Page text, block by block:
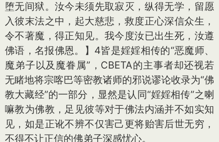
堕无间狱。汝今未须先取寂灭，纵得无学，留愿
入彼末法之中，起大慈悲，救度正心深信众生，
令不著魔，得正知见。我今度汝已出生死，汝遵
佛语，名报佛恩。】4皆是婬婬相传的“恶魔师、
魔弟子以及魔眷属”，CBETA的主事者却还视若
无睹地将宗喀巴等密教诸师的邪说谬论收录为“佛
教大藏经”的一部分，显然是认同“婬婬相传”之喇
嘛教为佛教，足见彼等对于佛法内涵并不如实知
见，如是正讹不辨不仅害己更将贻害后世无穷，
不得不让正信的佛弟子深感忧心。